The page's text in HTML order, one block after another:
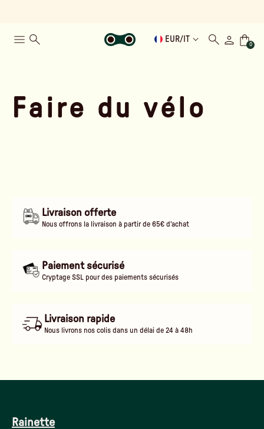
EUR/ IT
0
Faire du vélo
Livraison offerte
Nous offrons la livraison à partir de 65€ d'achat
Paiement sécurisé
Cryptage SSL pour des paiements sécurisés
Livraison rapide
Nous livrons nos colis dans un délai de 24 à 48h
Rainette